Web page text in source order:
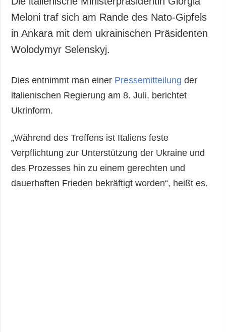
Gesellschaft und
Kultur
Sport
Kriminalität
Notfälle
ZUSÄTZLICH
Veröffentlichungen
LEISTUNGEN
Meloni traf sich am Rande des Nato-Gipfels
in Ankara mit dem ukrainischen Präsidenten
Wolodymyr Selenskyj.
Dies entnimmt man einer Pressemitteilung der
italienischen Regierung am 8. Juli, berichtet
Ukrinform.
„Während des Treffens ist Italiens feste
Verpflichtung zur Unterstützung der Ukraine und
des Prozesses hin zu einem gerechten und
dauerhaften Frieden bekräftigt worden“, heißt es.